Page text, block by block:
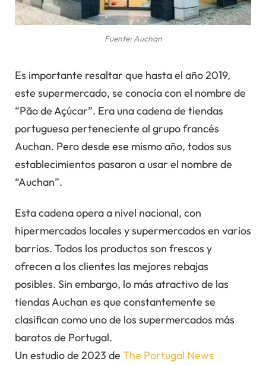
Fuente: Auchan
Es importante resaltar que hasta el año 2019,
este supermercado, se conocía con el nombre de
“Pão de Açúcar”. Era una cadena de tiendas
portuguesa perteneciente al grupo francés
Auchan. Pero desde ese mismo año, todos sus
establecimientos pasaron a usar el nombre de
“Auchan”.
Esta cadena opera a nivel nacional, con
hipermercados locales y supermercados en varios
barrios. Todos los productos son frescos y
ofrecen a los clientes las mejores rebajas
posibles. Sin embargo, lo más atractivo de las
tiendas Auchan es que constantemente se
clasifican como uno de los supermercados más
baratos de Portugal.
Un estudio de 2023 de The Portugal News